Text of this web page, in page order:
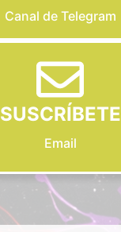
Canal de Telegram
SUSCRÍBETE
Email